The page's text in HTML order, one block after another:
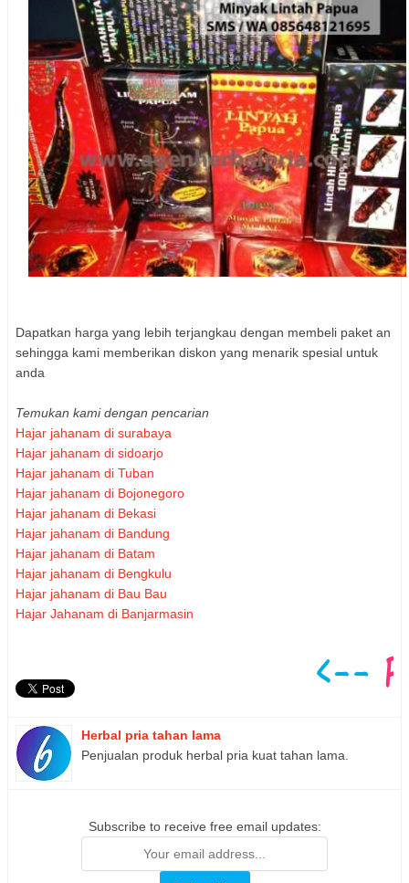
Dapatkan harga yang lebih terjangkau dengan membeli paket an
sehingga kami memberikan diskon yang menarik spesial untuk
anda
Temukan kami dengan pencarian
Hajar jahanam di surabaya
Hajar jahanam di sidoarjo
Hajar jahanam di Tuban
Hajar jahanam di Bojonegoro
Hajar jahanam di Bekasi
Hajar jahanam di Bandung
Hajar jahanam di Batam
Hajar jahanam di Bengkulu
Hajar jahanam di Bau Bau
Hajar Jahanam di Banjarmasin
Herbal pria tahan lama
Penjualan produk herbal pria kuat tahan lama.
Subscribe to receive free email updates: